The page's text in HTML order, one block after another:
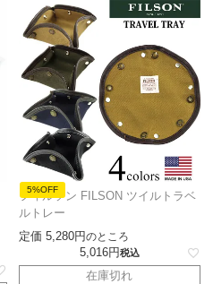
5%OFF
フィルソン FILSON ツイルトラベ
ルトレー
定価 5,280 のところ
5,016 税込
在庫切れ